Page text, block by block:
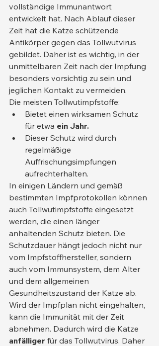
vollständige Immunantwort
entwickelt hat. Nach Ablauf dieser
Zeit hat die Katze schützende
Antikörper gegen das Tollwutvirus
gebildet. Daher ist es wichtig, in der
unmittelbaren Zeit nach der Impfung
besonders vorsichtig zu sein und
jeglichen Kontakt zu vermeiden.
Die meisten Tollwutimpfstoffe:
Bietet einen wirksamen Schutz
für etwa ein Jahr.
Dieser Schutz wird durch
regelmäßige
Auffrischungsimpfungen
aufrechterhalten.
In einigen Ländern und gemäß
bestimmten Impfprotokollen können
auch Tollwutimpfstoffe eingesetzt
werden, die einen länger
anhaltenden Schutz bieten. Die
Schutzdauer hängt jedoch nicht nur
vom Impfstoffhersteller, sondern
auch vom Immunsystem, dem Alter
und dem allgemeinen
Gesundheitszustand der Katze ab.
Wird der Impfplan nicht eingehalten,
kann die Immunität mit der Zeit
abnehmen. Dadurch wird die Katze
anfälliger für das Tollwutvirus. Daher